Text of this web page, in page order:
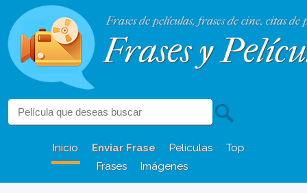
Frases de películas, frases de cine, citas de
Frases y
Inicio Enviar Frase Películas
Top
Frases
Imágenes